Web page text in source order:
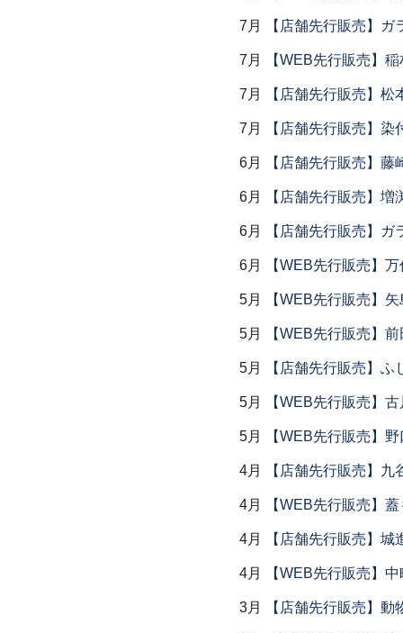
7月 【店舗先行販売】ガ
7月 【WEB先行販売】
7月 【店舗先行販売】松
7月 【店舗先行販売】染
6月 【店舗先行販売】
6月 【店舗先行販売】増
6月 【店舗先行販売】ガ
6月 【WEB先行販売】
5月 【WEB先行販売】
5月 【WEB先行販売】
5月 【店舗先行販売】ふ
5月 【WEB先行販売】
5月 【WEB先行販売】
4月 【店舗先行販売】九
4月 【WEB先行販売】
4月 【店舗先行販売】城
4月 【WEB先行販売】
3月 【店舗先行販売】動